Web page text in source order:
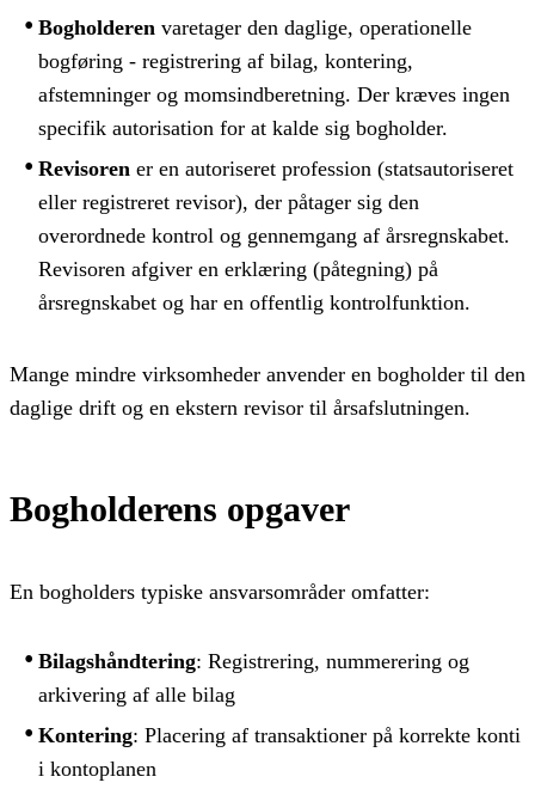
Bogholderen varetager den daglige, operationelle
bogføring - registrering af bilag, kontering,
afstemninger og momsindberetning. Der kræves ingen
specifik autorisation for at kalde sig bogholder.
Revisoren er en autoriseret profession (statsautoriseret
eller registreret revisor), der påtager sig den
overordnede kontrol og gennemgang af årsregnskabet.
Revisoren afgiver en erklæring (påtegning) på
årsregnskabet og har en offentlig kontrolfunktion.
Mange mindre virksomheder anvender en bogholder til den
daglige drift og en ekstern revisor til årsafslutningen.
Bogholderens opgaver
En bogholders typiske ansvarsområder omfatter:
Bilagshåndtering: Registrering, nummerering og
arkivering af alle bilag
Kontering: Placering af transaktioner på korrekte konti
i kontoplanen